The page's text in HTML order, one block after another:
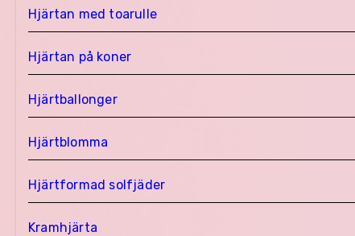
Hjärtan med toarulle
Hjärtan på koner
Hjärtballonger
Hjärtblomma
Hjärtformad solfjäder
Kramhjärta